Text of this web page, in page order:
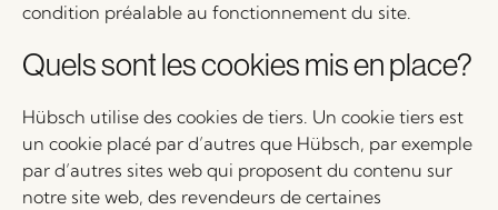
condition préalable au fonctionnement du site.
Quels sont les cookies mis en place?
Hübsch utilise des cookies de tiers. Un cookie tiers est
un cookie placé par d’autres que Hübsch, par exemple
par d’autres sites web qui proposent du contenu sur
notre site web, des revendeurs de certaines